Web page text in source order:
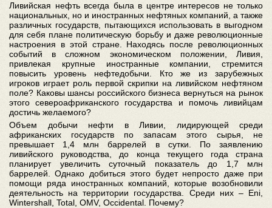
Ливийская нефть всегда была в центре интересов не только
национальных, но и иностранных нефтяных компаний, а также
различных государств, пытающихся использовать в выгодном
для себя плане политическую борьбу и даже революционные
настроения в этой стране. Находясь после революционных
событий в сложном экономическом положении, Ливия,
привлекая крупные иностранные компании, стремится
повысить уровень нефтедобычи. Кто же из зарубежных
игроков играет роль первой скрипки на ливийском нефтяном
поле? Каковы шансы российского бизнеса вернуться на рынок
этого североафриканского государства и помочь ливийцам
достичь желаемого?
Объем добычи нефти в Ливии, лидирующей среди
африканских государств по запасам этого сырья, не
превышает 1,4 млн баррелей в сутки. По заявлению
ливийского руководства, до конца текущего года страна
планирует увеличить суточный показатель до 1,7 млн
баррелей. Однако добиться этого будет непросто даже при
помощи ряда иностранных компаний, которые возобновили
деятельность на территории государства. Среди них – Eni,
Wintershall, Total, OMV, Occidental. Почему?